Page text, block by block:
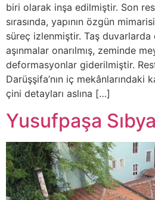
biri olarak inşa edilmiştir. Son
sırasında, yapının özgün
süreç izlenmiştir. Taş
aşınmalar onarılmış, zeminde
deformasyonlar giderilmiştir.
Darüşşifa’nın iç mekânlarındaki
çini detayları aslına […]
Yusufpaşa